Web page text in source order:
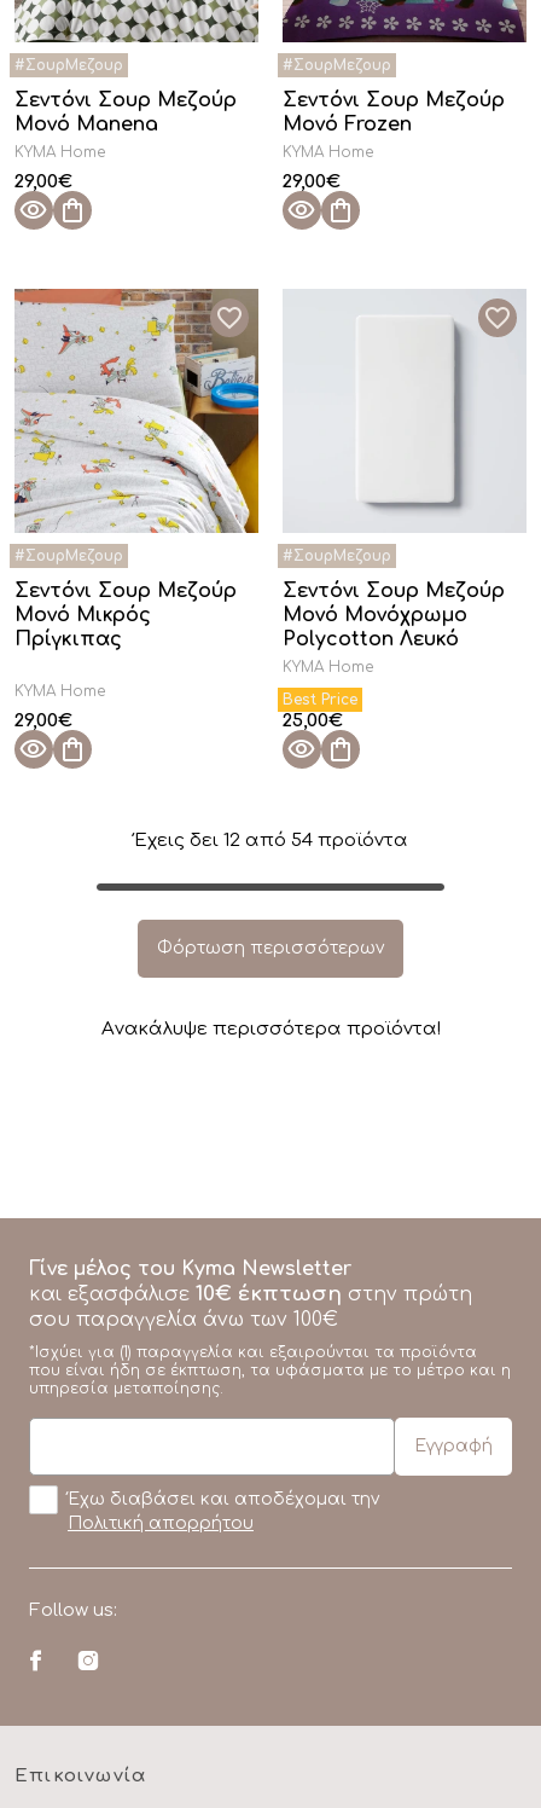
Σεντόνι Σουρ Μεζούρ
Μονό Manena
KYMA Home
29,00€
Σεντόνι Σουρ Μεζούρ
Μονό Frozen
KYMA Home
29,00€
Σεντόνι Σουρ Μεζούρ
Μονό Μικρός
Πρίγκιπας
KYMA Home
29,00€
Σεντόνι Σουρ Μεζούρ
Μονό Μονόχρωμο
Polycotton Λευκό
KYMA Home
25,00€
Έχεις δει 12από 54προϊόντα
Φόρτωση περισσότερων
Aνακάλυψε περισσότερα προϊόντα!
Γίνε μέλος του Kyma Newsletter
και εξασφάλισε 10€ έκπτωση στην πρώτη
σου παραγγελία άνω των 100€
*Ισχύει για (1) παραγγελία και εξαιρούνται τα προϊόντα
που είναι ήδη σε έκπτωση, τα υφάσματα με το μέτρο και η
υπηρεσία μεταποίησης.
Έχω διαβάσει και αποδέχομαι την
Πολιτική απορρήτου
Follow us:
Επικοινωνία